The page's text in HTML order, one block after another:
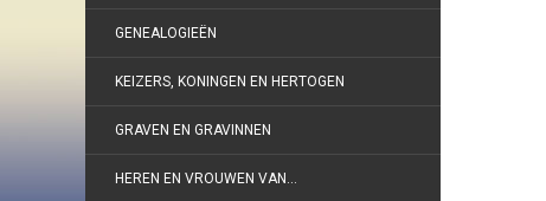
GENEALOGIEËN
KEIZERS, KONINGEN EN HERTOGEN
GRAVEN EN GRAVINNEN
HEREN EN VROUWEN VAN…